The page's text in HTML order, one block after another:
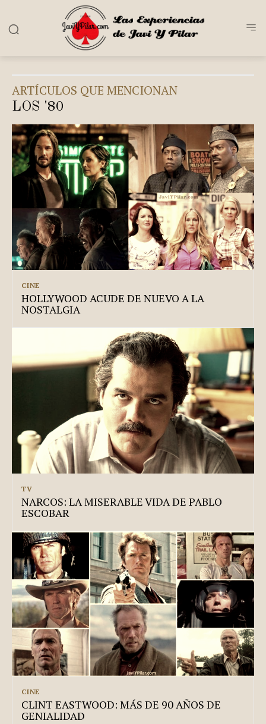
ARTÍCULOS QUE MENCIONAN
LOS '80
CINE
HOLLYWOOD ACUDE DE NUEVO A LA
NOSTALGIA
TV
NARCOS: LA MISERABLE VIDA DE PABLO
ESCOBAR
CINE
CLINT EASTWOOD: MÁS DE 90 AÑOS DE
GENIALIDAD